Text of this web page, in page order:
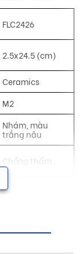
FLC2426
2.5x24.5 (cm)
Ceramics
M2
Nhám, màu
trắng nâu
Chống thấm
Việt Nhật
trang trí
cm